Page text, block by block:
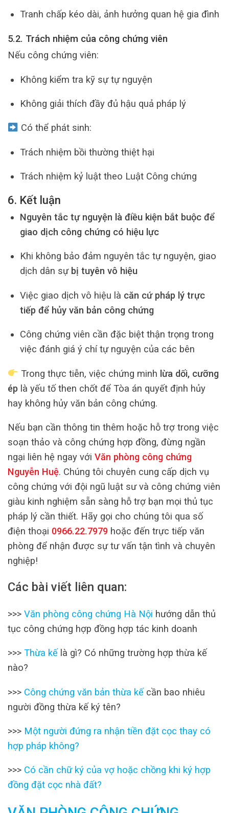
Tranh chấp kéo dài, ảnh hưởng quan hệ gia đình
5.2. Trách nhiệm của công chứng viên
Nếu công chứng viên:
Không kiểm tra kỹ sự tự nguyện
Không giải thích đầy đủ hậu quả pháp lý
Có thể phát sinh:
Trách nhiệm bồi thường thiệt hại
Trách nhiệm kỷ luật theo Luật Công chứng
6. Kết luận
Nguyên tắc tự nguyện là điều kiện bắt buộc để
giao dịch công chứng có hiệu lực
Khi không bảo đảm nguyên tắc tự nguyện, giao
dịch dân sự bị tuyên vô hiệu
Việc giao dịch vô hiệu là căn cứ pháp lý trực
tiếp để hủy văn bản công chứng
Công chứng viên cần đặc biệt thận trọng trong
việc đánh giá ý chí tự nguyện của các bên
Trong thực tiễn, việc chứng minh lừa dối, cưỡng
ép là yếu tố then chốt để Tòa án quyết định hủy
hay không hủy văn bản công chứng.
Nếu bạn cần thông tin thêm hoặc hỗ trợ trong việc
soạn thảo và công chứng hợp đồng, đừng ngần
ngại liên hệ ngay với Văn phòng công chứng
Nguyễn Huệ. Chúng tôi chuyên cung cấp dịch vụ
công chứng với đội ngũ luật sư và công chứng viên
giàu kinh nghiệm sẵn sàng hỗ trợ bạn mọi thủ tục
pháp lý cần thiết. Hãy gọi cho chúng tôi qua số
điện thoại 0966.22.7979 hoặc đến trực tiếp văn
phòng để nhận được sự tư vấn tận tình và chuyên
nghiệp!
Các bài viết liên quan:
>>> Văn phòng công chứng Hà Nội hướng dẫn thủ
tục công chứng hợp đồng hợp tác kinh doanh
>>> Thừa kế là gì? Có những trường hợp thừa kế
nào?
>>> Công chứng văn bản thừa kếcần bao nhiêu
người đồng thừa kế ký tên?
>>> Một người đứng ra nhận tiền đặt cọc thay có
hợp pháp không?
>>> Có cần chữ ký của vợ hoặc chồng khi ký hợp
đồng đặt cọc nhà đất?